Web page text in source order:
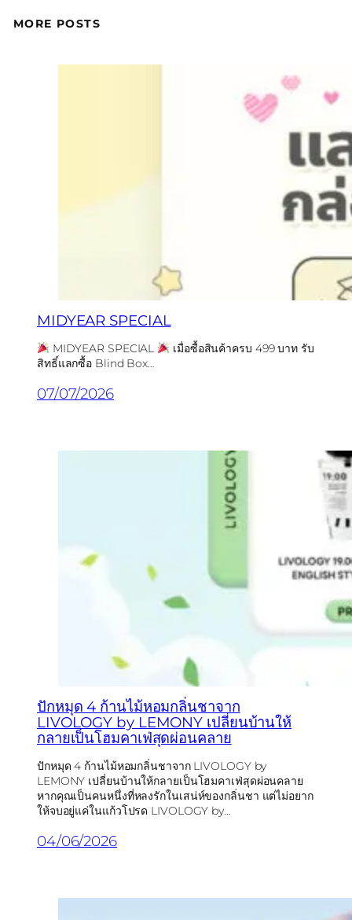
MORE POSTS
MIDYEAR SPECIAL
MIDYEAR SPECIAL
เมื่อซื้อสินค้าครบ 499 บาท รับ
สิทธิ์แลกซื้อ Blind Box…
07/07/2026
ปักหมุด 4 ก้านไม้หอมกลิ่นชาจาก
LIVOLOGY by LEMONY เปลี่ยนบ้านให้
กลายเป็นโฮมคาเฟ่สุดผ่อนคลาย
ปักหมุด 4 ก้านไม้หอมกลิ่นชาจาก LIVOLOGY by
LEMONY เปลี่ยนบ้านให้กลายเป็นโฮมคาเฟ่สุดผ่อนคลาย
หากคุณเป็นคนหนึ่งที่หลงรักในเสน่ห์ของกลิ่นชา แต่ไม่อยาก
ให้จบอยู่แค่ในแก้วโปรด LIVOLOGY by…
04/06/2026